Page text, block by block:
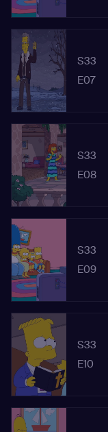
S33
E07
S33
E08
S33
E09
S33
E10